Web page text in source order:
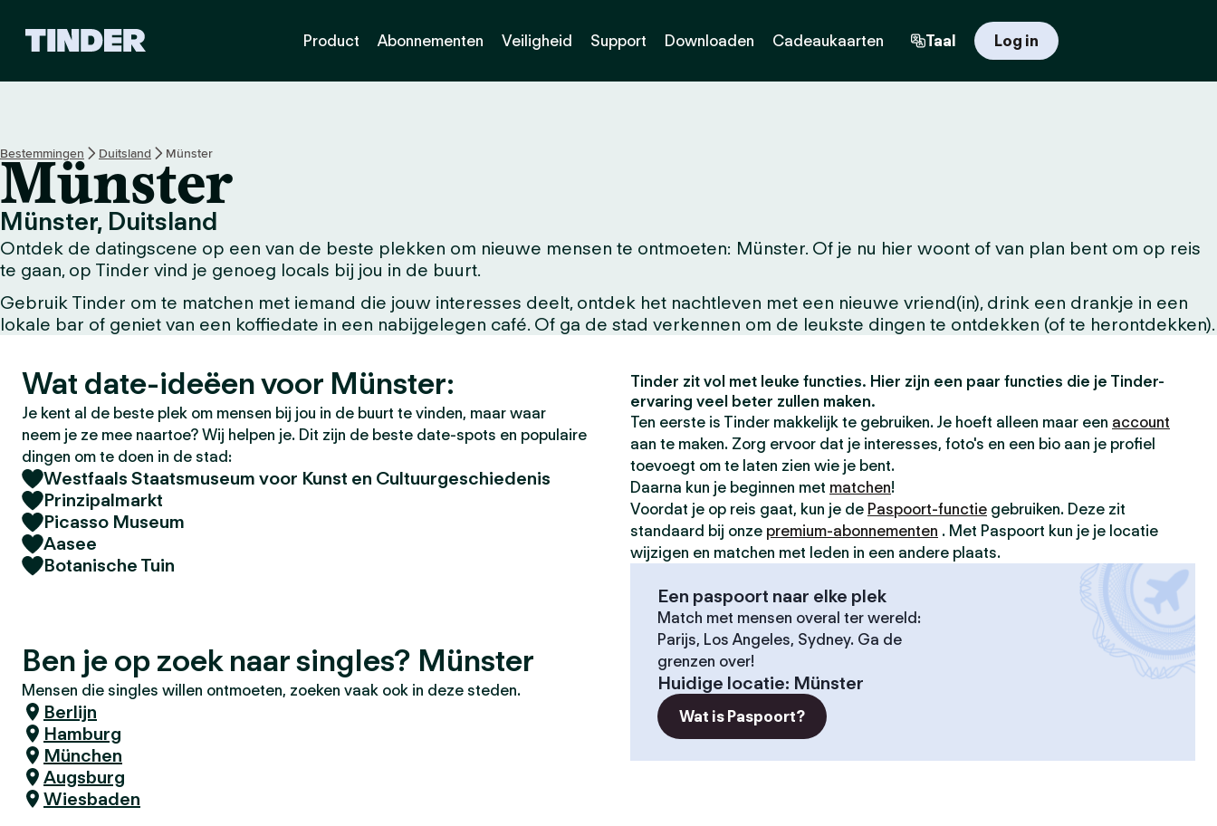
h
o
m
p
a
g
n
a
Product Abonnementen Veiligheid Support Downloaden Cadeaukaarten Taal Log in
Bestemmingen Duitsland Münster
Münster
Münster, Duitsland
Ontdek de datingscene op een van de beste plekken om nieuwe mensen te ontmoeten: Münster. Of je nu hier woont of van plan bent om op reis
te gaan, op Tinder vind je genoeg locals bij jou in de buurt.
Gebruik Tinder om te matchen met iemand die jouw interesses deelt, ontdek het nachtleven met een nieuwe vriend(in), drink een drankje in een
lokale bar of geniet van een koffiedate in een nabijgelegen café. Of ga de stad verkennen om de leukste dingen te ontdekken (of te herontdekken).
Wat date-ideëen voor Münster:
Je kent al de beste plek om mensen bij jou in de buurt te vinden, maar waar
neem je ze mee naartoe? Wij helpen je. Dit zijn de beste date-spots en populaire
dingen om te doen in de stad:
Westfaals Staatsmuseum voor Kunst en Cultuurgeschiedenis
Prinzipalmarkt
Picasso Museum
Aasee
Botanische Tuin
Ben je op zoek naar singles? Münster
Mensen die singles willen ontmoeten, zoeken vaak ook in deze steden.
Berlijn
Hamburg
München
Augsburg
Wiesbaden
Tinder zit vol met leuke functies. Hier zijn een paar functies die je Tinder-
ervaring veel beter zullen maken.
Ten eerste is Tinder makkelijk te gebruiken. Je hoeft alleen maar een account
aan te maken. Zorg ervoor dat je interesses, foto's en een bio aan je profiel
toevoegt om te laten zien wie je bent.
Daarna kun je beginnen met matchen!
Voordat je op reis gaat, kun je de Paspoort-functie gebruiken. Deze zit
standaard bij onze premium-abonnementen . Met Paspoort kun je je locatie
wijzigen en matchen met leden in een andere plaats.
Een paspoort naar elke plek
Match met mensen overal ter wereld:
Parijs, Los Angeles, Sydney. Ga de
grenzen over!
Huidige locatie: Münster
Wat is Paspoort?